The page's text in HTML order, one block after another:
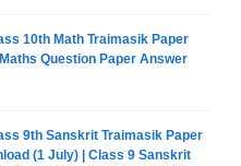
10th Math Traimasik Paper
Question Paper Answer
9th Sanskrit Traimasik Paper
(1 July) | Class 9 Sanskrit